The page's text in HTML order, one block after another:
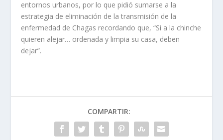
entornos urbanos, por lo que pidió sumarse a la
estrategia de eliminación de la transmisión de la
enfermedad de Chagas recordando que, “Si a la chinche
quieren alejar… ordenada y limpia su casa, deben
dejar”.
COMPARTIR: